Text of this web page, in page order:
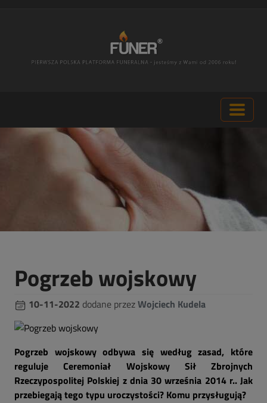
Pogrzeb wojskowy
10-11-2022 dodane przezWojciech Kudela
Pogrzeb wojskowy odbywa się według zasad, które
reguluje Ceremoniał Wojskowy Sił Zbrojnych
Rzeczypospolitej Polskiej z dnia 30 września 2014 r.. Jak
przebiegają tego typu uroczystości? Komu przysługują?